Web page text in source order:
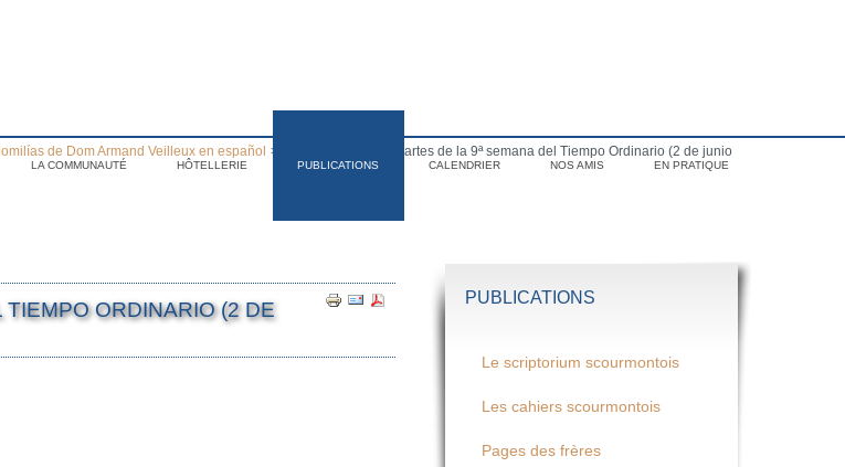
LA COMMUNAUTÉ HÔTELLERIE PUBLICATIONS CALENDRIER NOS AMIS EN PRATIQUE
de Dom Armand Veilleux en español >>>
Homilía para el martes de la 9ª semana del Tiempo Ordinario (2 de junio
TIEMPO ORDINARIO (2 DE
PUBLICATIONS
Le scriptorium scourmontois
Les cahiers scourmontois
Pages des frères